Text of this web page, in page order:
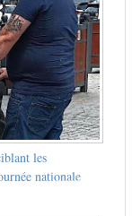
les
nationale